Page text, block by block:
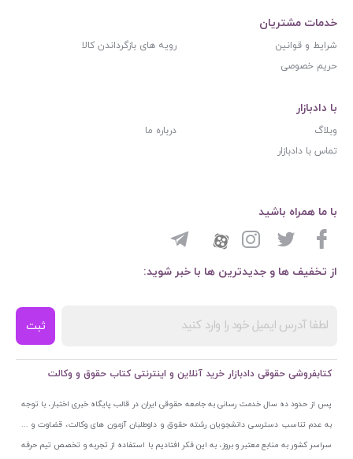
خدمات مشتریان
شرایط و قوانین
رویه های بازگرداندن کالا
حریم خصوصی
با دادبازار
وبلاگ
درباره ما
تماس با دادبازار
از تخفیف ها و جدیدترین ها با خبر شوید:
ثبت
با ما همراه باشید
کتابفروشی حقوقی دادبازار خرید آنلاین و اینترنتی کتاب حقوق و وکالت
پس از حدود ده سال خدمت رسانی به جامعه حقوقی ایران در قالب پایگاه خبری اختبار، با توجه
به عدم تناسب دسترسی دانشجویان رشته حقوق و داوطلبان آزمون های وکالت، قضاوت و ...
سراسر کشور به منابع معتبر و بروز، به این فکر افتادیم با استفاده از تجربه و تخصص تیم حرفه